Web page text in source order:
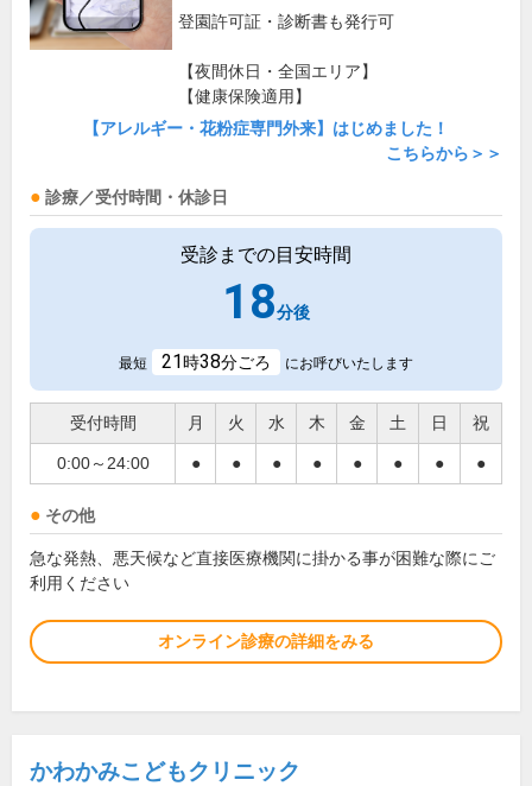
登園許可証・診断書も発行可
【夜間休日・全国エリア】
【健康保険適用】
【アレルギー・花粉症専門外来】はじめました！
こちらから＞＞
診療／受付時間・休診日
受診までの目安時間
18分後
最短 21時38分ごろ にお呼びいたします
受付時間 月 火 水 木 金 土 日 祝
0:00～24:00 ● ● ● ● ● ● ● ●
その他
急な発熱、悪天候など直接医療機関に掛かる事が困難な際にご
利用ください
オンライン診療の詳細をみる
かわかみこどもクリニック